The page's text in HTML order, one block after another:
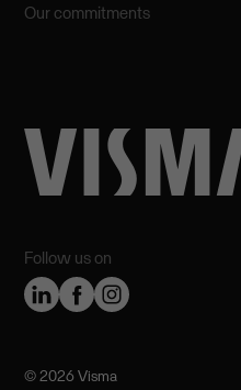
Follow us on
Our commitments
©️ 2026 Visma